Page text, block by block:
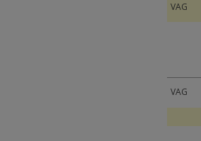
VAG
VAG